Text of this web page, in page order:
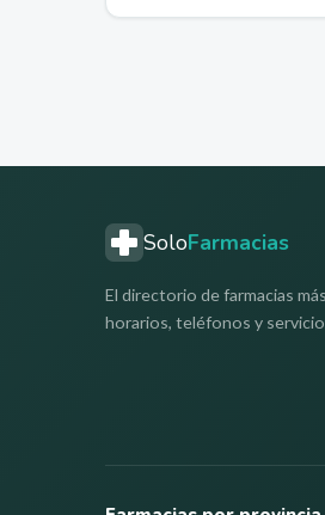
SoloFarmacias
El directorio de farmacias
horarios, teléfonos y